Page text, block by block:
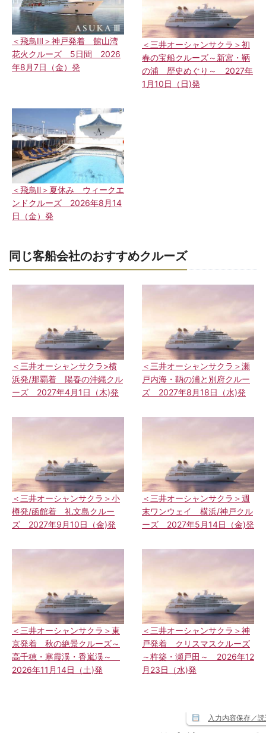
＜飛鳥Ⅲ＞神戸発着 館山湾
花火クルーズ 5日間 2026
年8月7日（金）発
＜三井オーシャンサクラ＞初
春の宝船クルーズ～新宮・鞆
の浦 歴史めぐり～ 2027年
1月10日（日)発
＜飛鳥Ⅱ＞夏休み ウィークエ
ンドクルーズ 2026年8月14
日（金）発
同じ客船会社のおすすめクルーズ
＜三井オーシャンサクラ>横
浜発/那覇着 陽春の沖縄クル
ーズ 2027年4月1日（木)発
＜三井オーシャンサクラ＞瀬
戸内海・鞆の浦と別府クルー
ズ 2027年8月18日（水)発
＜三井オーシャンサクラ＞小
樽発/函館着 礼文島クルー
ズ 2027年9月10日（金)発
＜三井オーシャンサクラ＞週
末ワンウェイ 横浜/神戸クル
ーズ 2027年5月14日（金)発
＜三井オーシャンサクラ＞東
京発着 秋の絶景クルーズ～
高千穂・寒霞渓・香嵐渓～
2026年11月14日（土)発
＜三井オーシャンサクラ＞神
戸発着 クリスマスクルーズ
～杵築・瀬戸田～ 2026年12
月23日（水)発